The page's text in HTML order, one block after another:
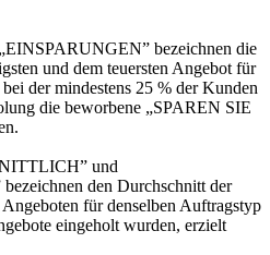
bezeichnen die
und dem teuersten Angebot für
der mindestens 25 % der Kunden
die beworbene „SPAREN SIE
und
den Durchschnitt der
für denselben Auftragstyp
eingeholt wurden, erzielt